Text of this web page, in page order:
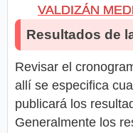
VALDIZÁN
Resultados de
Revisar el
allí se especifica
publicará los
Generalmente los